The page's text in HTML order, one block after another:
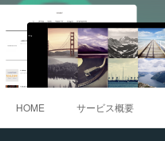
HOME サービス概要